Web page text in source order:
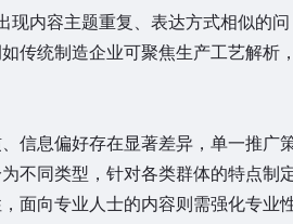
内容主题重复、表达方式相似的问
传统制造企业可聚焦生产工艺解析
信息偏好存在显著差异，单一推广
不同类型，针对各类群体的特点制
面向专业人士的内容则需强化专业